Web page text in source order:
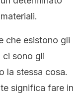
che esistono gli
sono gli
la stessa cosa.
significa fare in